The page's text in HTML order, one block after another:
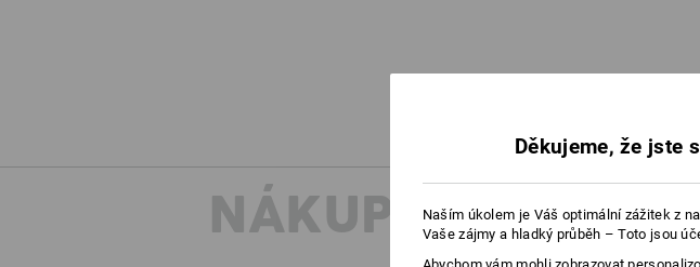
NÁKUPNÍ
Děkujeme, že jste
Naším úkolem je Váš optimální zážitek z
Vaše zájmy a hladký průběh – Toto jsou
Abychom vám mohli zobrazovat